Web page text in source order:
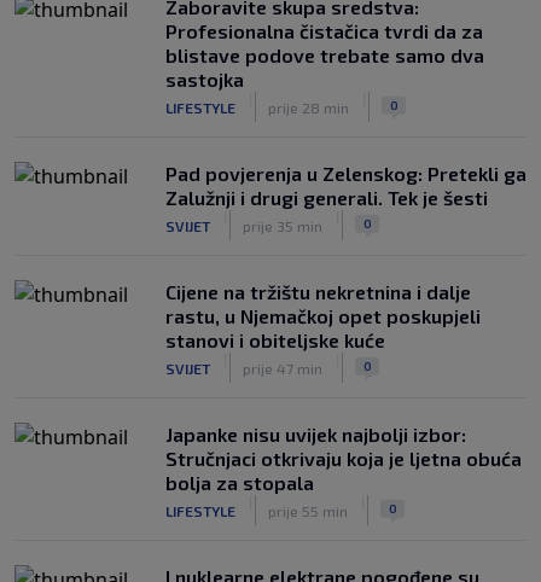
Zaboravite skupa sredstva:
Profesionalna čistačica tvrdi da za
blistave podove trebate samo dva
sastojka
LIFESTYLE prije 28 min 0
Pad povjerenja u Zelenskog: Pretekli ga
Zalužnji i drugi generali. Tek je šesti
SVIJET prije 35 min 0
Cijene na tržištu nekretnina i dalje
rastu, u Njemačkoj opet poskupjeli
stanovi i obiteljske kuće
SVIJET prije 47 min 0
Japanke nisu uvijek najbolji izbor:
Stručnjaci otkrivaju koja je ljetna obuća
bolja za stopala
LIFESTYLE prije 55 min 0
I nuklearne elektrane pogođene su